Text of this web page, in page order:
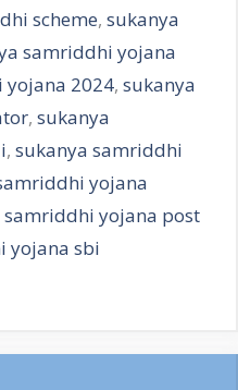
scheme, sukanya
samriddhi yojana
2024, sukanya
, sukanya
, sukanya samriddhi
yojana
samriddhi yojana post
yojana sbi